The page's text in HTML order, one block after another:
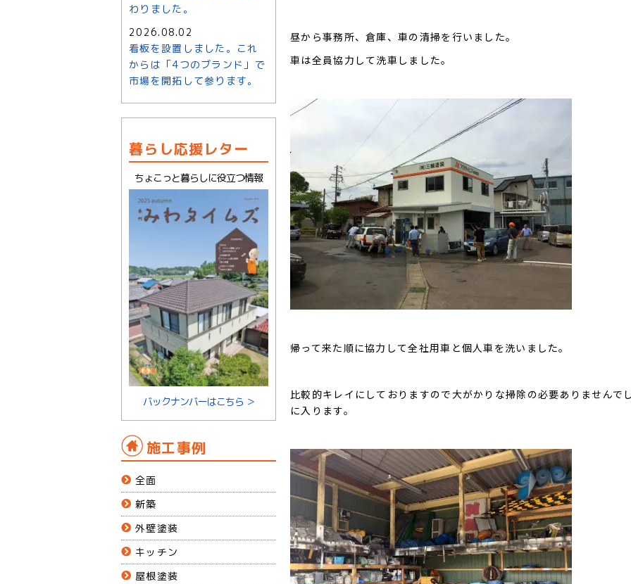
昼から事務所、倉庫、車の清掃を行いました。
車は全員協力して洗車しました。
帰って来た順に協力して全社用車と個人車を洗いました。
比較的キレイにしておりますので大がかりな掃除の必要ありませんで
に入ります。
わりました。
2026.08.02
看板を設置しました。これ
からは「4つのブランド」で
市場を開拓して参ります。
暮らし応援レター
ちょこっと暮らしに役立つ情報
バックナンバーはこちら ＞
施工事例
全面
新築
外壁塗装
キッチン
屋根塗装